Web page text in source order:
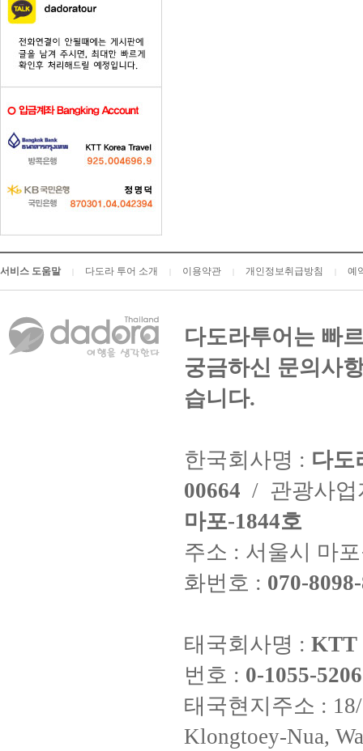
서비스 도움말 다도라 투어 소개 이용약관 개인정보취급방침 예
다도라투어는 빠
궁금하신 문의사
습니다.
한국회사명 : 다도
00664 / 관광사
마포-1844호
주소 : 서울시 마
화번호 : 070-
태국회사명 : KTT
번호 : 0-1055-
태국현지주소 :
Klongtoey-Nua,